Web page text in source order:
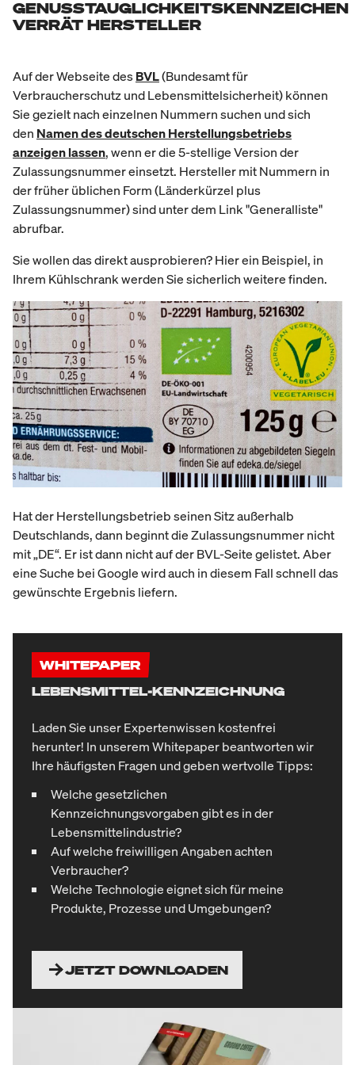
GENUSSTAUGLICHKEITSKENNZEICHEN
VERRÄT HERSTELLER
Auf der Webseite desBVL(Bundesamt für
Verbraucherschutz und Lebensmittelsicherheit) können
Sie gezielt nach einzelnen Nummern suchen und sich
den Namen des deutschen Herstellungsbetriebs
anzeigen lassen, wenn er die 5-stellige Version der
Zulassungsnummer einsetzt. Hersteller mit Nummern in
der früher üblichen Form (Länderkürzel plus
Zulassungsnummer) sind unter dem Link "Generalliste"
abrufbar.
Sie wollen das direkt ausprobieren? Hier ein Beispiel, in
Ihrem Kühlschrank werden Sie sicherlich weitere finden.
Hat der Herstellungsbetrieb seinen Sitz außerhalb
Deutschlands, dann beginnt die Zulassungsnummer nicht
mit „DE“. Er ist dann nicht auf der BVL-Seite gelistet. Aber
eine Suche bei Google wird auch in diesem Fall schnell das
gewünschte Ergebnis liefern.
WHITEPAPER
LEBENSMITTEL-KENNZEICHNUNG
Laden Sie unser Expertenwissen kostenfrei
herunter! In unserem Whitepaper beantworten wir
Ihre häufigsten Fragen und geben wertvolle Tipps:
Welche gesetzlichen
Kennzeichnungsvorgaben gibt es in der
Lebensmittelindustrie?
Auf welche freiwilligen Angaben achten
Verbraucher?
Welche Technologie eignet sich für meine
Produkte, Prozesse und Umgebungen?
JETZT DOWNLOADEN